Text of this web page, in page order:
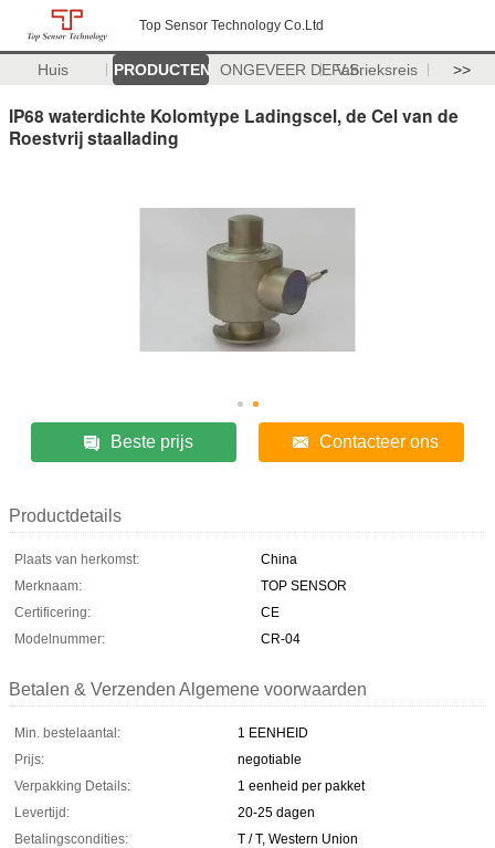
Top Sensor Technology Co.Ltd
Huis PRODUCTEN ONGEVEER DE V.S.Fabrieksreis >>
IP68 waterdichte Kolomtype Ladingscel, de Cel van de
Roestvrij staallading
Beste prijs Contacteer ons
Productdetails
Plaats van herkomst:
China
Merknaam:
TOP SENSOR
Certificering:
CE
Modelnummer:
CR-04
Betalen & Verzenden Algemene voorwaarden
Min. bestelaantal:
1 EENHEID
Prijs:
negotiable
Verpakking Details:
1 eenheid per pakket
Levertijd:
20-25 dagen
Betalingscondities:
T / T, Western Union